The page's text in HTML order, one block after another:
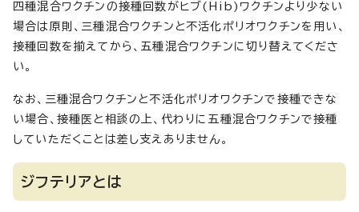
四種混合ワクチンの接種回数がヒブ(Hib)ワクチンより少ない
場合は原則、三種混合ワクチンと不活化ポリオワクチンを用い、
接種回数を揃えてから、五種混合ワクチンに切り替えてくださ
い。
なお、三種混合ワクチンと不活化ポリオワクチンで接種できな
い場合、接種医と相談の上、代わりに五種混合ワクチンで接種
していただくことは差し支えありません。
ジフテリアとは